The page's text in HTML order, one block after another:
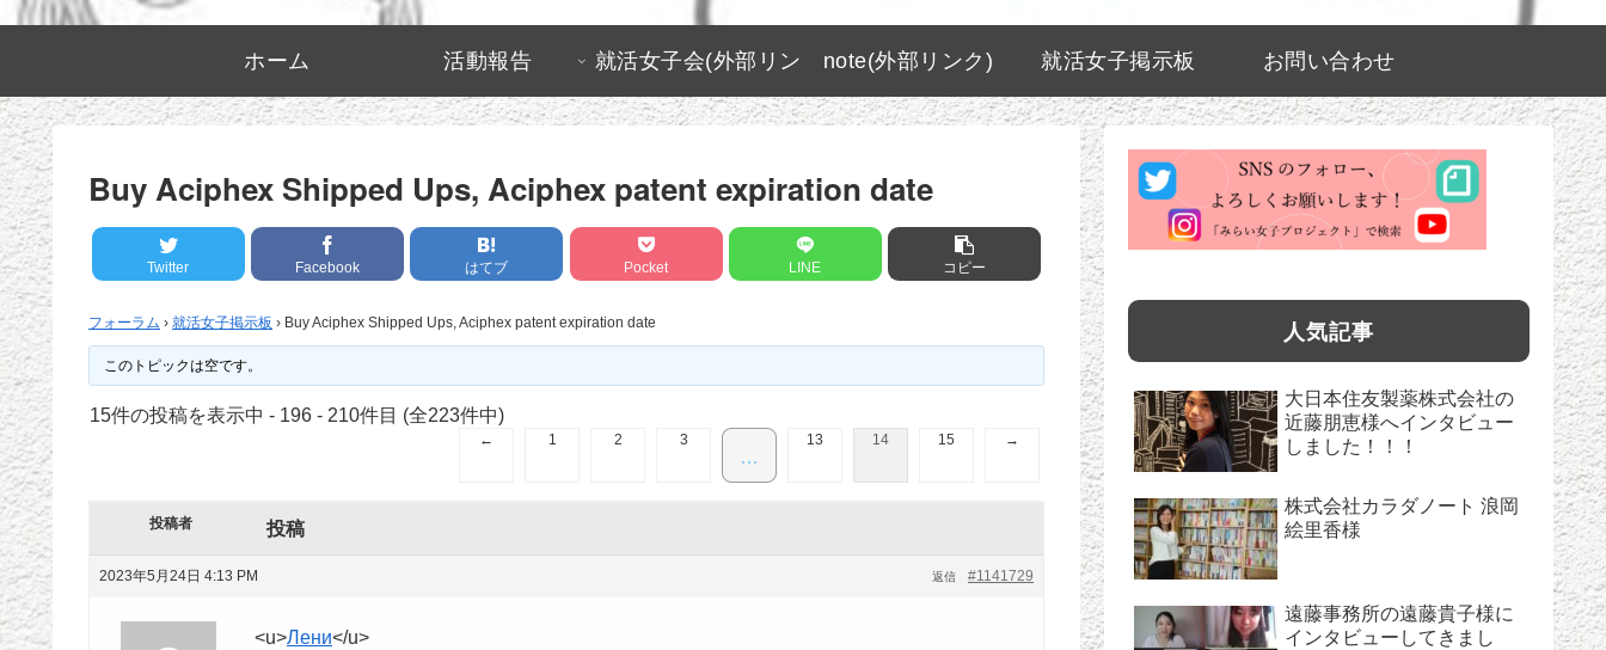
ホーム 活動報告 就活女子会(外部リン
ク)
note(外部リンク) 就活女子掲示板 お問い合わせ
Buy Aciphex Shipped Ups, Aciphex patent expiration date
Twitter Facebook はてブ Pocket LINE コピー
フォーラム › 就活女子掲示板 › Buy Aciphex Shipped Ups, Aciphex patent expiration date
このトピックは空です。
15件の投稿を表示中 - 196 - 210件目 (全223件中)
← 1 2 3
…
13 14 15 →
投稿者 投稿
2023年5月24日 4:13 PM #1141729
返信
<u>Лени</u>
人気記事
大日本住友製薬株式会社の
近藤朋恵様へインタビュー
しました！！！
株式会社カラダノート 浪岡
絵里香様
遠藤事務所の遠藤貴子様に
インタビューしてきまし